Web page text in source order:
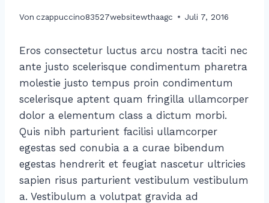
Von czappuccino83527websitewthaagc Juli 7, 2016
Eros consectetur luctus arcu nostra taciti nec
ante justo scelerisque condimentum pharetra
molestie justo tempus proin condimentum
scelerisque aptent quam fringilla ullamcorper
dolor a elementum class a dictum morbi.
Quis nibh parturient facilisi ullamcorper
egestas sed conubia a a curae bibendum
egestas hendrerit et feugiat nascetur ultricies
sapien risus parturient vestibulum vestibulum
a. Vestibulum a volutpat gravida ad